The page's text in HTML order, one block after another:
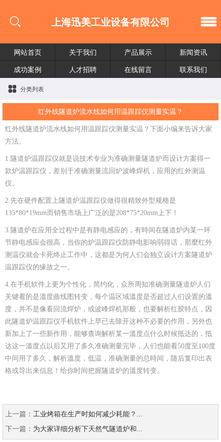
上海迅美工业设备有限公司
网站首页 关于我们 产品展示
新闻资讯
成功案例
人才招聘 在线留言 联系我们
分类列表
红外线隧道炉流水线如何用温跟踪仪测量实温？
红外线隧道炉流水线如何用温跟踪仪测量实温？下面小编来告诉大家
方法。
1.隧道炉温跟踪仪就是说技术专业为准确测量隧道炉而设计方案得一
款炉温跟踪仪，差别于准确测量流回炉波峰焊机，应用的红外测温
仪。
2.先在硬件配置上隧道炉温跟踪仪做得很精致外型规格是
135*80*19mm而销售市场上广泛的是208*75*20mm上下！
3.隧道炉在应用全过程中是有静电感应的，有時间在隧道炉内某一环
节静电感应会很高，当你的炉温跟踪仪防静电影响弱得话，那麼红外
测温仪就会卡死终止工作中，这都是为何人们会独立设计方案隧道炉
温跟踪仪的缘故之一。
4.在手机软件上更为个性化，简约化，众所周知准确测量隧道炉人们
关键看的是溫度曲线图转变，每个温区域溫度是否超过人们设置的溫
度，并不是像看回流焊炉，或波峰焊机那般，也要解析红胶特点，因
此隧道炉温跟踪仪手机软件上早已去除开这种不必要的作用，另外也
新加上了一些新作用，能够查询解析某一溫度点什么时候抵达的，抵
达这一溫度点以后又用了多久准确测量完毕，人们也能看50度至100度
中间用了多久，解析溫度，低温，准确测量的总時间，随后复印出表
格或导出来信息！给你时间把握隧道炉的溫度转变。
上一篇： 工业烤箱在生产时如何减少耗能？...
下一篇： 为大家详细分析下天然气隧道炉和...